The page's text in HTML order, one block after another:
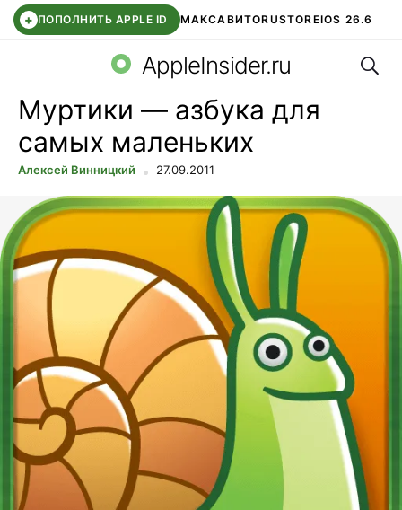
+ ПОПОЛНИТЬ APPLE ID МАКСАВИТОRUSTOREIOS 26.6
СБЕР КИДС ВТБ ОНЛАЙН ЧАТ В ROBLOX
AppleInsider.ru
Муртики — азбука для
самых маленьких
Алексей Винницкий 27.09.2011